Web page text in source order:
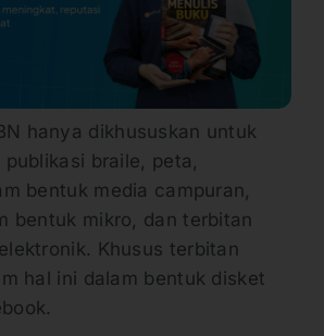
hanya dikhususkan untuk
braile, peta,
bentuk media campuran,
bentuk mikro, dan terbitan
Khusus terbitan
hal ini dalam bentuk disket